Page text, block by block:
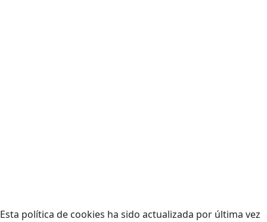
Esta política de cookies ha sido actualizada por última vez